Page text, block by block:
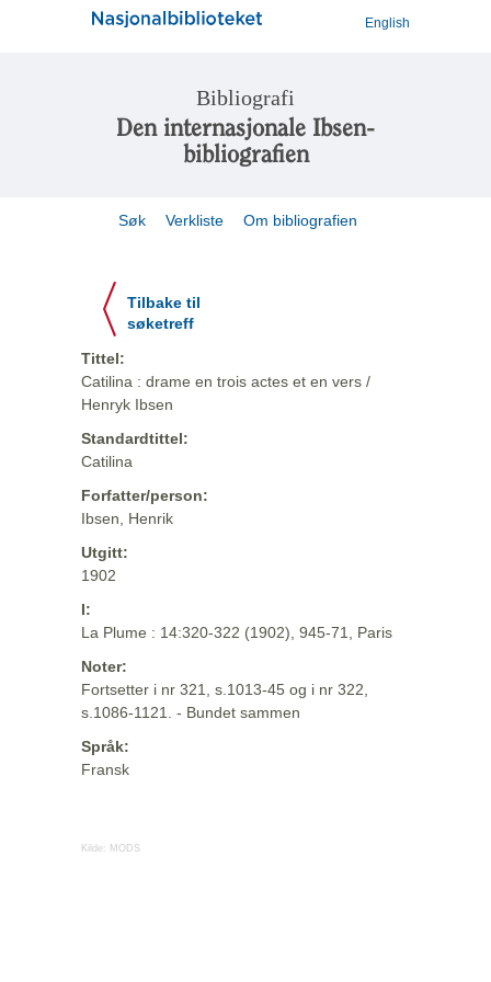
English
Bibliografi
Den internasjonale Ibsen-
bibliografien
Søk Verkliste Om bibliografien
Tilbake til
søketreff
Tittel:
Catilina : drame en trois actes et en vers /
Henryk Ibsen
Standardtittel:
Catilina
Forfatter/person:
Ibsen, Henrik
Utgitt:
1902
I:
La Plume : 14:320-322 (1902), 945-71, Paris
Noter:
Fortsetter i nr 321, s.1013-45 og i nr 322,
s.1086-1121. - Bundet sammen
Språk:
Fransk
Kilde: MODS